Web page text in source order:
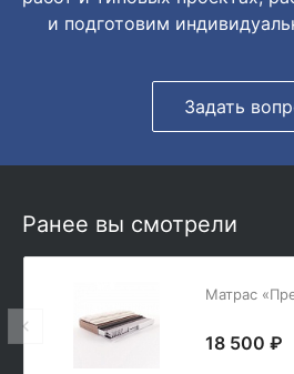
и подготовим
Задать
Ранее вы смотрели
Матрас
18 500 ₽